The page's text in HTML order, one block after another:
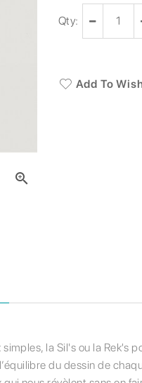

Qty:
Add To
la Sil's ou la Rek's
du dessin de